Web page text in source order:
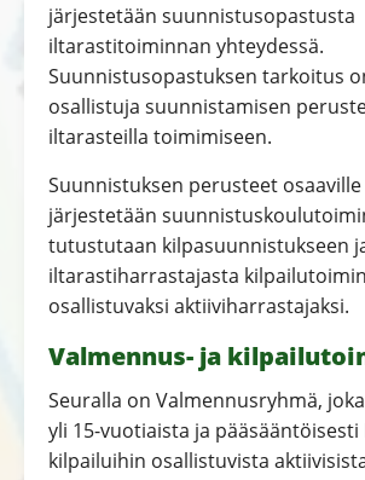
järjestetään suunnistusopastusta
iltarastitoiminnan yhteydessä.
Suunnistusopastuksen tarkoitus
osallistuja suunnistamisen
iltarasteilla toimimiseen.
Suunnistuksen perusteet
järjestetään
tutustutaan kilpasuunnistukseen
iltarastiharrastajasta
osallistuvaksi aktiiviharrastajaksi.
Valmennus- ja
Seuralla on Valmennusryhmä,
yli 15-vuotiaista ja pääsääntöisesti
kilpailuihin osallistuvista